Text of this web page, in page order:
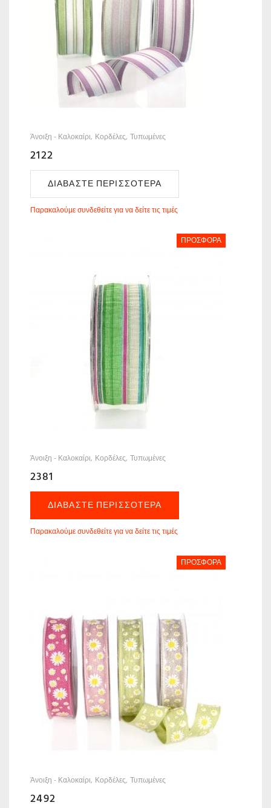
Άνοιξη - Καλοκαίρι Κορδέλες Τυπωμένες
2122
ΔΙΑΒΆΣΤΕ ΠΕΡΙΣΣΌΤΕΡΑ
Παρακαλούμε συνδεθείτε για να δείτε τις τιμές
ΠΡΟΣΦΟΡΆ
Άνοιξη - Καλοκαίρι Κορδέλες Τυπωμένες
2381
ΔΙΑΒΆΣΤΕ ΠΕΡΙΣΣΌΤΕΡΑ
Παρακαλούμε συνδεθείτε για να δείτε τις τιμές
ΠΡΟΣΦΟΡΆ
Άνοιξη - Καλοκαίρι Κορδέλες Τυπωμένες
2492